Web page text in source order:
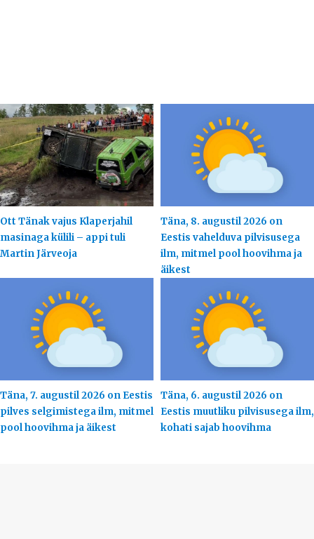
Ott Tänak vajus Klaperjahil
masinaga külili – appi tuli
Martin Järveoja
Täna, 8. augustil 2026 on
Eestis vahelduva pilvisusega
ilm, mitmel pool hoovihma ja
äikest
Täna, 7. augustil 2026 on Eestis
pilves selgimistega ilm, mitmel
pool hoovihma ja äikest
Täna, 6. augustil 2026 on
Eestis muutliku pilvisusega ilm,
kohati sajab hoovihma